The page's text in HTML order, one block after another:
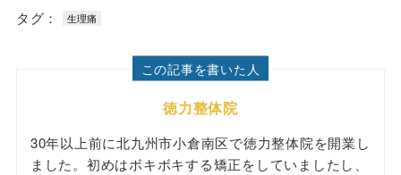
タグ： 生理痛
この記事を書いた人
徳力整体院
30年以上前に北九州市小倉南区で徳力整体院を開業し
ました。初めはボキボキする矯正をしていましたし、